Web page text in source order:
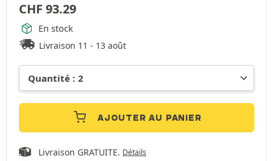
CHF 93.29
En stock
Livraison 11 - 13 août
AJOUTER AU PANIER
Livraison GRATUITE. Détails